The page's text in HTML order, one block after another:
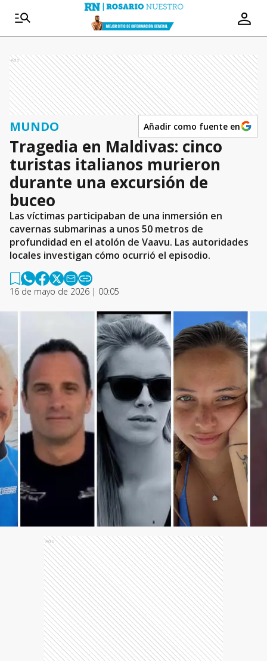
Ads
MUNDO Añadir como fuente en
Tragedia en Maldivas: cinco
turistas italianos murieron
durante una excursión de
buceo
Las víctimas participaban de una inmersión en
cavernas submarinas a unos 50 metros de
profundidad en el atolón de Vaavu. Las autoridades
locales investigan cómo ocurrió el episodio.
16 de mayo de 2026 | 00:05
Ads